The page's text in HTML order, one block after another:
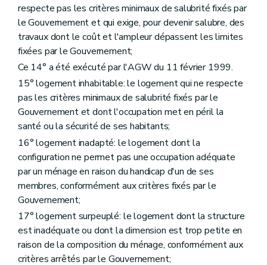
Titre V Dispositions finales
Art. 203
Art. 204
Art. 205
Art. 205bis
Art. 206
Art. 207
Titre VI "Disposition interprétative" (décret du 30 avril 2009)
Art. 208
Des acteurs de la politique régionale du logement
Chapitre premier De la Société wallonne du logement
Section première Généralités
Art. 86
Section 2
Des missions
Art. 87
Art. 88
Section 3 Des moyens d'action
Art. 89
Art. 90
Art. 91
Art. 92
Art. 93
Section 4
De l'accès au logement
respecte pas les critères minimaux de salubrité fixés par
le Gouvernement et qui exige, pour devenir salubre, des
travaux dont le coût et l'ampleur dépassent les limites
fixées par le Gouvernement;
Ce 14° a été exécuté par l'AGW du 11 février 1999.
15° logement inhabitable: le logement qui ne respecte
pas les critères minimaux de salubrité fixés par le
Gouvernement et dont l'occupation met en péril la
santé ou la sécurité de ses habitants;
16° logement inadapté: le logement dont la
configuration ne permet pas une occupation adéquate
par un ménage en raison du handicap d'un de ses
membres, conformément aux critères fixés par le
Gouvernement;
17° logement surpeuplé: le logement dont la structure
est inadéquate ou dont la dimension est trop petite en
raison de la composition du ménage, conformément aux
critères arrêtés par le Gouvernement;